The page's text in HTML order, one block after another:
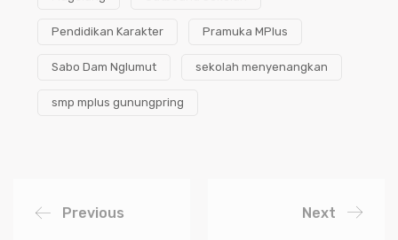
Pendidikan Karakter Pramuka MPlus
Sabo Dam Nglumut sekolah menyenangkan
smp mplus gunungpring
Previous Next